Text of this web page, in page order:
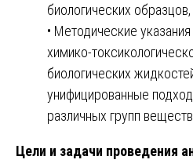
биологических
• Методические
химико-
биологических
унифицированные
различных групп
Цели и задачи проведения